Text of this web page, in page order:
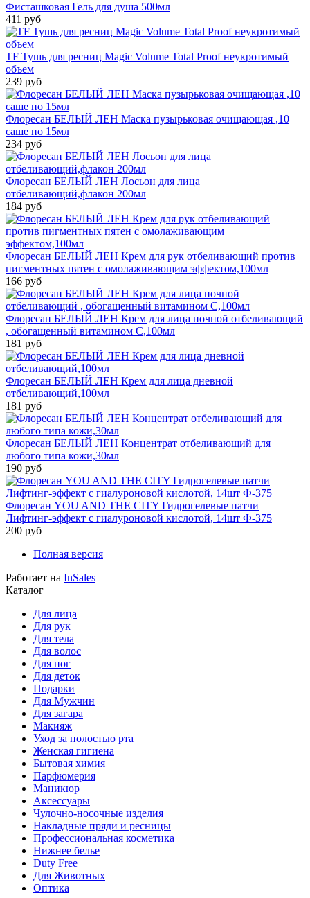
Фисташковая Гель для душа 500мл
411 руб
TF Тушь для ресниц Magic Volume Total Proof неукротимый
объем
239 руб
Флоресан БЕЛЫЙ ЛЕН Маска пузырьковая очищающая ,10
саше по 15мл
234 руб
Флоресан БЕЛЫЙ ЛЕН Лосьон для лица
отбеливающий,флакон 200мл
184 руб
Флоресан БЕЛЫЙ ЛЕН Крем для рук отбеливающий против
пигментных пятен с омолаживающим эффектом,100мл
166 руб
Флоресан БЕЛЫЙ ЛЕН Крем для лица ночной отбеливающий
, обогащенный витамином С,100мл
181 руб
Флоресан БЕЛЫЙ ЛЕН Крем для лица дневной
отбеливающий,100мл
181 руб
Флоресан БЕЛЫЙ ЛЕН Концентрат отбеливающий для
любого типа кожи,30мл
190 руб
Флоресан YOU AND THE CITY Гидрогелевые патчи
Лифтинг-эффект с гиалуроновой кислотой, 14шт Ф-375
200 руб
Полная версия
Работает на InSales
Каталог
Для лица
Для рук
Для тела
Для волос
Для ног
Для деток
Подарки
Для Мужчин
Для загара
Макияж
Уход за полостью рта
Женская гигиена
Бытовая химия
Парфюмерия
Маникюр
Аксессуары
Чулочно-носочные изделия
Накладные пряди и ресницы
Профессиональная косметика
Нижнее белье
Duty Free
Для Животных
Оптика